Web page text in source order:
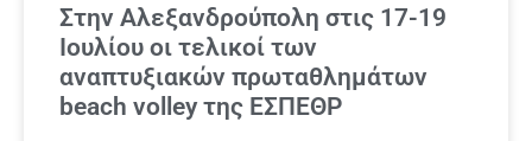
Στην Αλεξανδρούπολη στις 17-19
Ιουλίου οι τελικοί των
αναπτυξιακών πρωταθλημάτων
beach volley της ΕΣΠΕΘΡ